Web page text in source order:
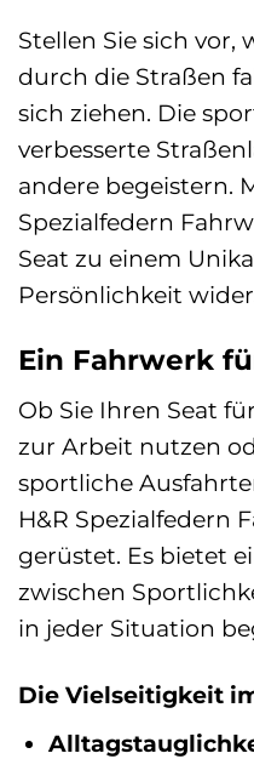
Stellen Sie sich vor,
durch die Straßen
sich ziehen. Die
verbesserte
andere begeistern.
Spezialfedern
Seat zu einem
Persönlichkeit
Ein Fahrwerk
Ob Sie Ihren Seat
zur Arbeit nutzen
sportliche
H&R Spezialfedern
gerüstet. Es bietet
zwischen
in jeder Situation
Die Vielseitigkeit